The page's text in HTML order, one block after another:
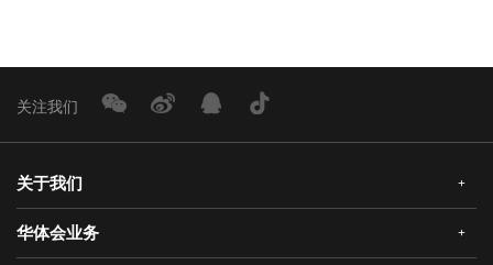
关注我们
关于我们 +
公司简介
华体会业务 +